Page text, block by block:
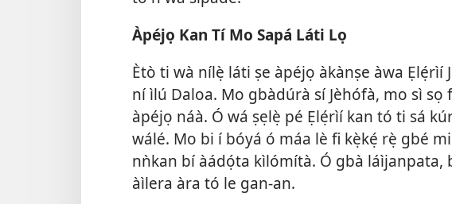
Àpéjọ Kan Tí Mo Sapá Láti Lọ
Ètò ti wà nílẹ̀ láti ṣe àpéjọ àkànṣe àwa Ẹlẹ́rìí
ní ìlú Daloa. Mo gbàdúrà sí Jèhófà, mo sì
àpéjọ náà. Ó wá ṣẹlẹ̀ pé Ẹlẹ́rìí kan tó ti sá
wálé. Mo bi í bóyá ó máa lè fi kẹ̀kẹ́ rẹ̀ gbé
nǹkan bí àádọ́ta kìlómítà. Ó gbà láìjanpata,
àìlera àra tó le gan-an.